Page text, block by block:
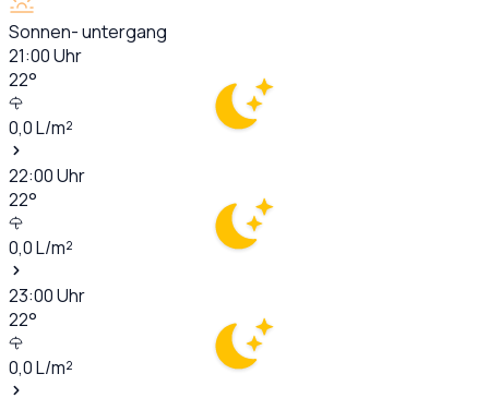
Sonnen- untergang
21:00Uhr
22°
0,0L/m²
22:00Uhr
22°
0,0L/m²
23:00Uhr
22°
0,0L/m²